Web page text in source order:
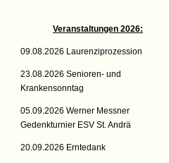
Veranstaltungen 2026:
09.08.2026 Laurenziprozession
23.08.2026 Senioren- und
Krankensonntag
05.09.2026 Werner Messner
Gedenkturnier ESV St. Andrä
20.09.2026 Erntedank